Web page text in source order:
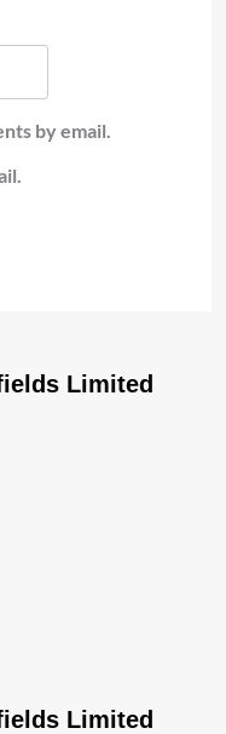
by email.
Limited
Limited